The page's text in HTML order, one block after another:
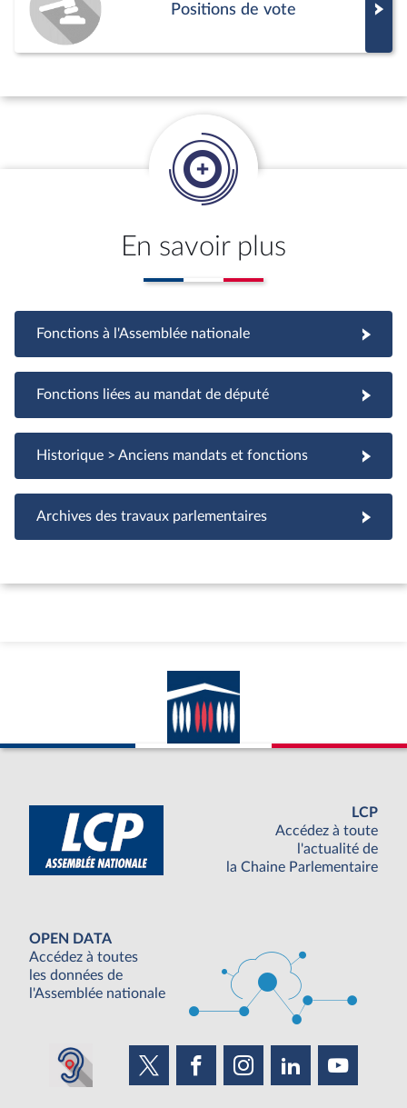
Positions de vote
En savoir plus
Fonctions à l'Assemblée nationale
Fonctions à l'Assemblée nationale
Fonctions liées au mandat de député
Fonctions liées au mandat de député
Historique > Anciens mandats et fonctions
Archives des travaux parlementaires
LCP
Accédez à toute
l'actualité de
la Chaine Parlementaire
OPEN DATA
Accédez à toutes
les données de
l'Assemblée nationale